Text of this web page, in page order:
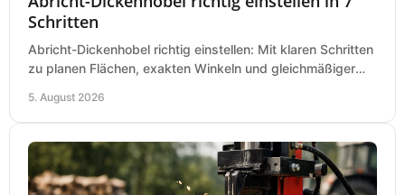
Schritten
Abricht-Dickenhobel richtig einstellen: Mit klaren Schritten
zu planen Flächen, exakten Winkeln und gleichmäßiger
5. August 2026